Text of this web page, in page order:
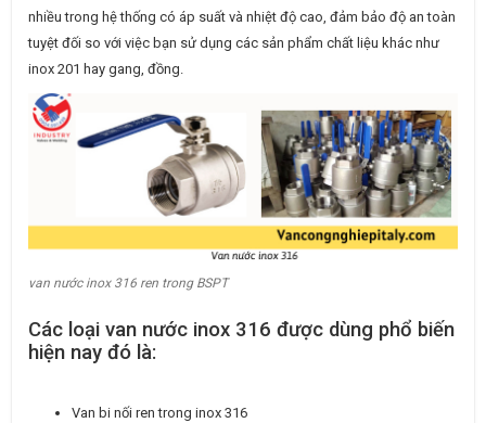
nhiều trong hệ thống có áp suất và nhiệt độ cao, đảm bảo độ an toàn
tuyệt đối so với việc bạn sử dụng các sản phẩm chất liệu khác như
inox 201 hay gang, đồng.
van nước inox 316 ren trong BSPT
Các loại van nước inox 316 được dùng phổ biến
hiện nay đó là:
Van bi nối ren trong inox 316